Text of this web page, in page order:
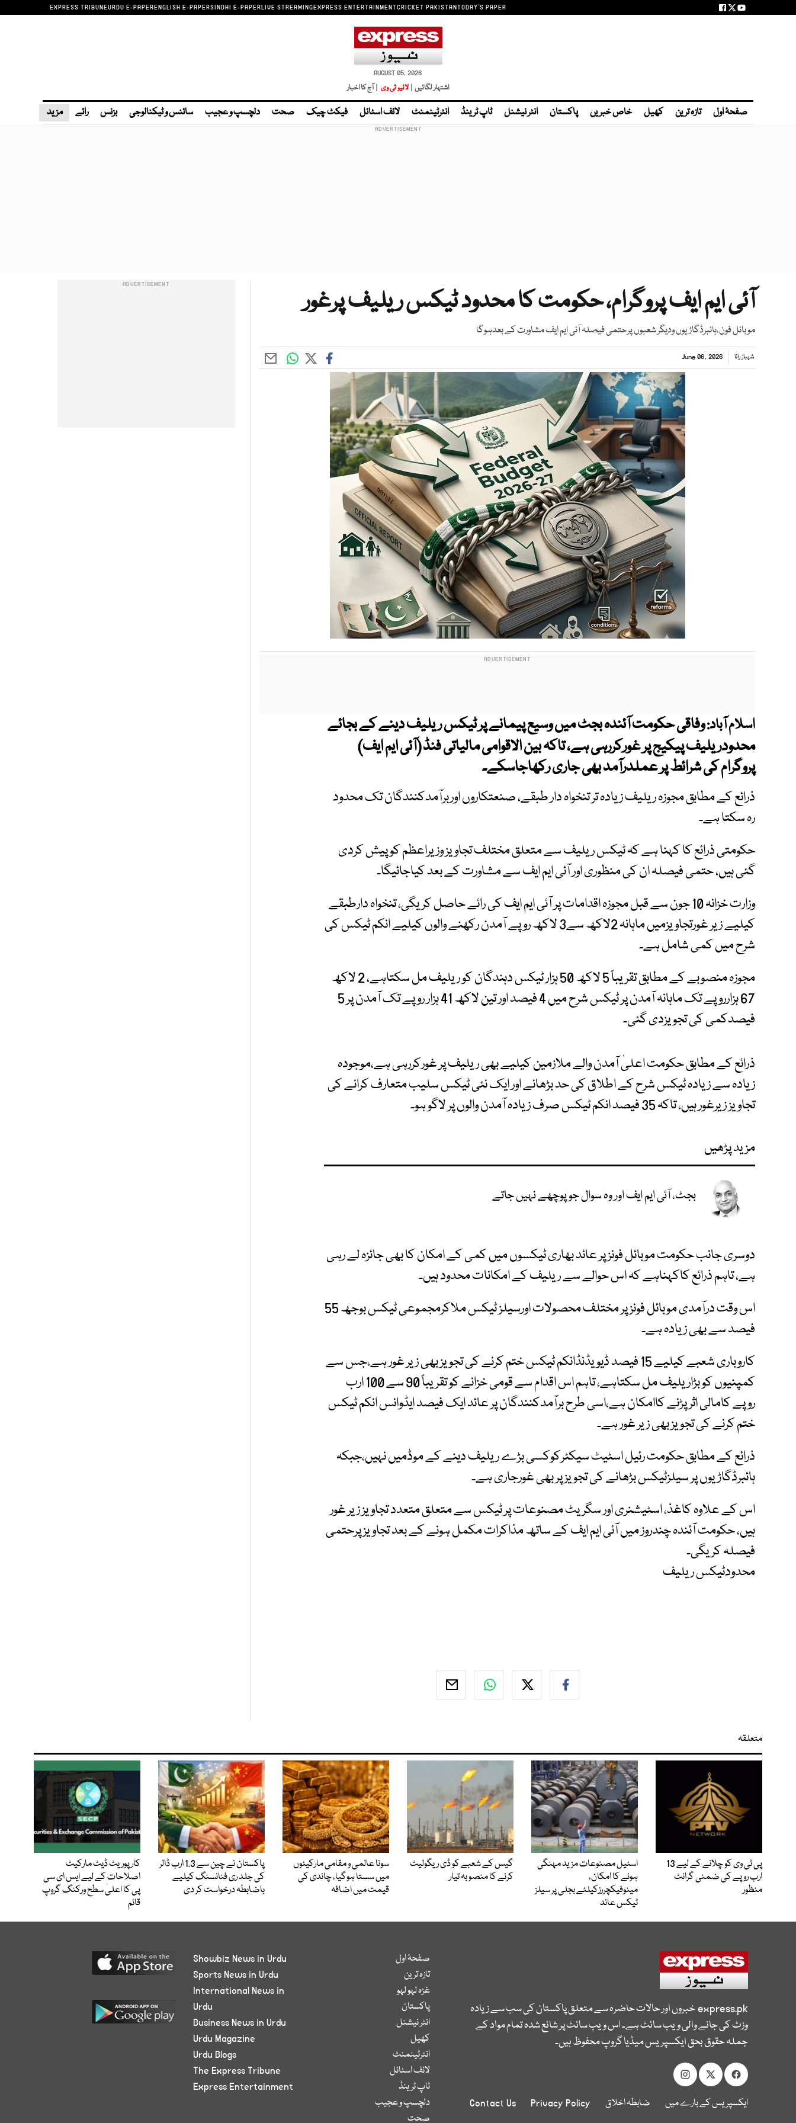
EXPRESS TRIBUNEURDU E-PAPERENGLISH E-PAPERSINDHI E-PAPERLIVE STREAMINGEXPRESS ENTERTAINMENTCRICKET PAKISTANTODAY'S PAPER
AUGUST 05, 2026
اشتہار لگائیں | لائیو ٹی وی | آج کا اخبار
صفحۂ اول تازہ ترین کھیل خاص خبریں پاکستان انٹر نیشنل ٹاپ ٹرینڈ انٹرٹینمنٹ لائف اسٹائل فیکٹ چیک صحت دلچسپ و عجیب سائنس و ٹیکنالوجی بزنس رائے مزید
آئی ایم ایف پروگرام، حکومت کا محدود ٹیکس ریلیف پرغور
موبائل فون،ہائبرڈگاڑیوں ودیگر شعبوں پرحتمی فیصلہ آئی ایم ایف مشاورت کے بعدہوگا
شہباز رانا June 06, 2026
اسلام آباد:وفاقی حکومت آئندہ بجٹ میں وسیع پیمانے پر ٹیکس ریلیف دینے کے بجائے
محدودریلیف پیکیج پر غورکررہی ہے، تاکہ بین الاقوامی مالیاتی فنڈ (آئی ایم ایف)
پروگرام کی شرائط پر عملدرآمد بھی جاری رکھاجاسکے۔
ذرائع کے مطابق مجوزہ ریلیف زیادہ تر تنخواہ دار طبقے، صنعتکاروں اوربرآمدکنندگان تک محدود
رہ سکتا ہے۔
حکومتی ذرائع کا کہنا ہے کہ ٹیکس ریلیف سے متعلق مختلف تجاویز وزیراعظم کو پیش کردی
گئی ہیں، حتمی فیصلہ ان کی منظوری اور آئی ایم ایف سے مشاورت کے بعد کیاجائیگا۔
وزارت خزانہ 10 جون سے قبل مجوزہ اقدامات پر آئی ایم ایف کی رائے حاصل کریگی، تنخواہ دارطبقے
کیلیے زیر غورتجاویزمیں ماہانہ 2لاکھ سے3 لاکھ روپے آمدن رکھنے والوں کیلیے انکم ٹیکس کی
شرح میں کمی شامل ہے۔
مجوزہ منصوبے کے مطابق تقریباً 5 لاکھ 50 ہزار ٹیکس دہندگان کو ریلیف مل سکتاہے، 2 لاکھ
67 ہزارروپے تک ماہانہ آمدن پر ٹیکس شرح میں 4 فیصد اور تین لاکھ 41 ہزار روپے تک آمدن پر 5
فیصدکمی کی تجویزدی گئی۔
ذرائع کے مطابق حکومت اعلیٰ آمدن والے ملازمین کیلیے بھی ریلیف پر غورکررہی ہے،موجودہ
زیادہ سے زیادہ ٹیکس شرح کے اطلاق کی حد بڑھانے اور ایک نئی ٹیکس سلیب متعارف کرانے کی
تجاویز زیرغور ہیں، تاکہ 35 فیصد انکم ٹیکس صرف زیادہ آمدن والوں پر لاگو ہو۔
مزید پڑھیں
بجٹ، آئی ایم ایف اور وہ سوال جو پوچھے نہیں جاتے
دوسری جانب حکومت موبائل فونز پر عائد بھاری ٹیکسوں میں کمی کے امکان کا بھی جائزہ لے رہی
ہے، تاہم ذرائع کاکہناہے کہ اس حوالے سے ریلیف کے امکانات محدود ہیں۔
اس وقت درآمدی موبائل فونز پر مختلف محصولات اورسیلز ٹیکس ملاکرمجموعی ٹیکس بوجھ 55
فیصد سے بھی زیادہ ہے۔
کاروباری شعبے کیلیے 15 فیصد ڈیویڈنڈانکم ٹیکس ختم کرنے کی تجویز بھی زیر غور ہے،جس سے
کمپنیوں کو بڑاریلیف مل سکتاہے، تاہم اس اقدام سے قومی خزانے کو تقریباً 90 سے 100 ارب
روپے کامالی اثر پڑنے کاامکان ہے،اسی طرح برآمدکنندگان پر عائد ایک فیصد ایڈوانس انکم ٹیکس
ختم کرنے کی تجویز بھی زیر غور ہے۔
ذرائع کے مطابق حکومت رئیل اسٹیٹ سیکٹرکوکسی بڑے ریلیف دینے کے موڈمیں نہیں،جبکہ
ہائبرڈگاڑیوں پر سیلزٹیکس بڑھانے کی تجویز پر بھی غورجاری ہے۔
اس کے علاوہ کاغذ، اسٹیشنری اور سگریٹ مصنوعات پر ٹیکس سے متعلق متعدد تجاویز زیر غور
ہیں، حکومت آئندہ چندروز میں آئی ایم ایف کے ساتھ مذاکرات مکمل ہونے کے بعد تجاویز پرحتمی
فیصلہ کریگی۔
محدودٹیکس ریلیف
متعلقہ
پی ٹی وی کو چلانے کے لیے 13
ارب روپے کی ضمنی گرانٹ
منظور
اسٹیل مصنوعات مزید مہنگی
ہونے کا امکان،
مینوفیکچررزکیلئے بجلی پر سیلز
ٹیکس عائد
گیس کے شعبے کو ڈی ریگولیٹ
کرنے کا منصوبہ تیار
سونا عالمی و مقامی مارکیٹوں
میں سستا ہوگیا، چاندی کی
قیمت میں اضافہ
پاکستان نے چین سے 1.3 ارب ڈالر
کی جلد ری فنانسنگ کیلیے
باضابطہ درخواست کر دی
کارپوریٹ ڈیٹ مارکیٹ
اصلاحات کے لیے ایس ای سی
پی کا اعلیٰ سطح ورکنگ گروپ
قائم
express.pkخبروں اور حالات حاضرہ سے متعلق پاکستان کی سب سے زیادہ
وزٹ کی جانے والی ویب سائٹ ہے۔ اس ویب سائٹ پر شائع شدہ تمام مواد کے
جملہ حقوق بحق ایکسپریس میڈیا گروپ محفوظ ہیں۔
ایکسپریس کے بارے میں ضابطہ اخلاق Privacy Policy
Contact Us
صفحۂ اول
تازہ ترین
غزہ لہو لہو
پاکستان
انٹر نیشنل
کھیل
انٹرٹینمنٹ
لائف اسٹائل
ٹاپ ٹرینڈ
دلچسپ و عجیب
صحت
Showbiz News in Urdu
Sports News in Urdu
International News in
Urdu
Business News in Urdu
Urdu Magazine
Urdu Blogs
The Express Tribune
Express Entertainment